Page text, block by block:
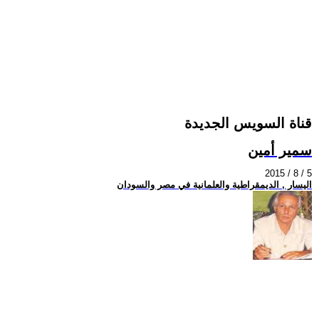
قناة السويس الجديدة
سمير أمين
2015 / 8 / 5
اليسار , الديمقراطية والعلمانية في مصر والسودان